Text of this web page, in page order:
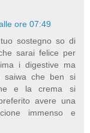
ore 07:49
sostegno so di
sarai felice per
i digestive ma
saiwa che ben si
e la crema si
avere una
immenso e